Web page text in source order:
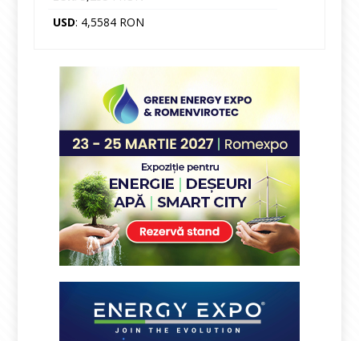
USD: 4,5584 RON